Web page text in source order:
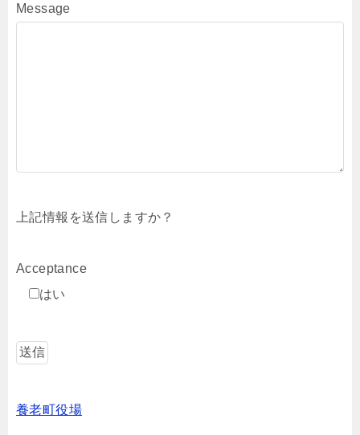
Message
上記情報を送信しますか？
Acceptance
はい
養老町役場